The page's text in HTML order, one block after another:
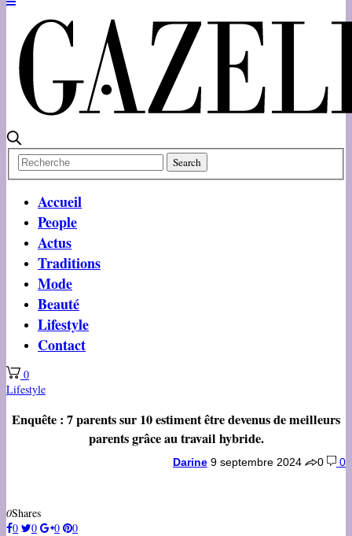
Accueil
People
Actus
Traditions
Mode
Beauté
Lifestyle
Contact
0
Lifestyle
Enquête : 7 parents sur 10 estiment être devenus de meilleurs
parents grâce au travail hybride.
Darine 9 septembre 2024 0 0
0Shares
0
0 0 0